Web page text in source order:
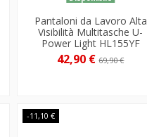
Pantaloni da Lavoro Alta
Visibilità Multitasche U-
Power Light HL155YF
42,90 €69,90 €
-11,10 €